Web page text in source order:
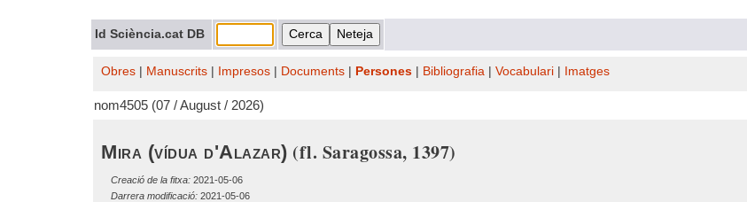
Id Sciència.cat DB
Obres Manuscrits Impresos Documents Persones Bibliografia Vocabulari Imatges
nom4505 (07 / August / 2026)
Mira (vídua d'Alazar) (fl. Saragossa, 1397)
Creació de la fitxa: 2021-05-06
Darrera modificació: 2021-05-06